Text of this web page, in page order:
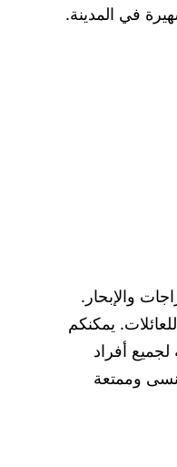
في المدينة.
والإبحار.
يمكنكم
أفراد
تُنسى وممتعة